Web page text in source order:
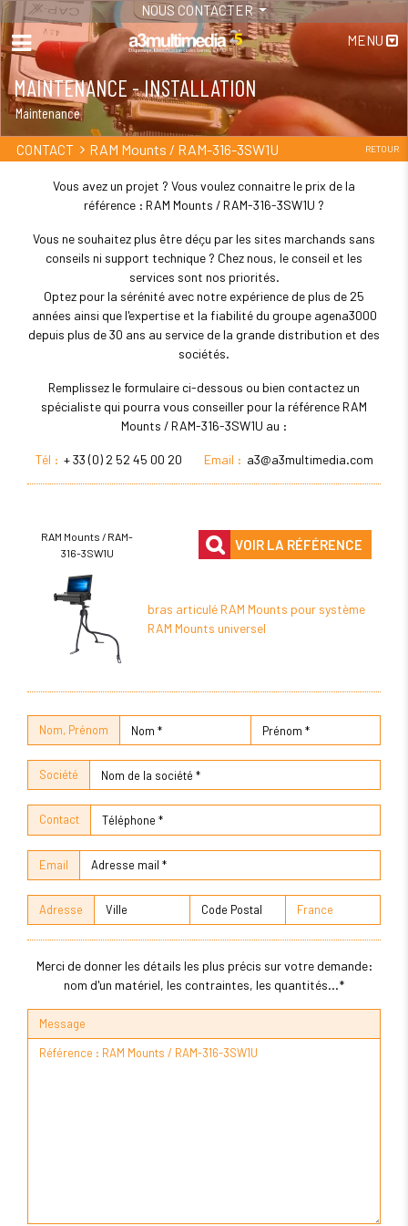
NOUS CONTACTER
MENU
MAINTENANCE - INSTALLATION
Maintenance
CONTACT RAM Mounts / RAM-316-3SW1U RETOUR
Vous avez un projet ? Vous voulez connaitre le prix de la
référence : RAM Mounts / RAM-316-3SW1U ?
Vous ne souhaitez plus être déçu par les sites marchands sans
conseils ni support technique ? Chez nous, le conseil et les
services sont nos priorités.
Optez pour la sérénité avec notre expérience de plus de 25
années ainsi que l'expertise et la fiabilité du groupe agena3000
depuis plus de 30 ans au service de la grande distribution et des
sociétés.
Remplissez le formulaire ci-dessous ou bien contactez un
spécialiste qui pourra vous conseiller pour la référence RAM
Mounts / RAM-316-3SW1U au :
Tél : + 33 (0) 2 52 45 00 20 Email : a3@a3multimedia.com
RAM Mounts / RAM-
316-3SW1U
VOIR LA RÉFÉRENCE
bras articulé RAM Mounts pour système
RAM Mounts universel
Nom, Prénom
Société
Contact
Email
Adresse
Merci de donner les détails les plus précis sur votre demande:
nom d'un matériel, les contraintes, les quantités...*
Message